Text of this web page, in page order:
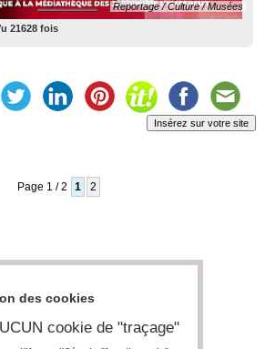
Reportage / Culture / Musées
21628 fois
Insérez sur votre site
Page 1 / 2 1 2
des cookies
cookie de "traçage"